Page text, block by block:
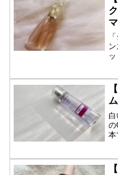
ム
の
本